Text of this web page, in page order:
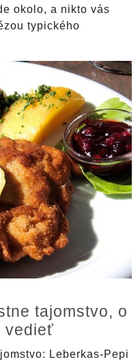
okolo, a nikto vás
typického
tajomstvo, o
vedieť
Leberkas-Pepi